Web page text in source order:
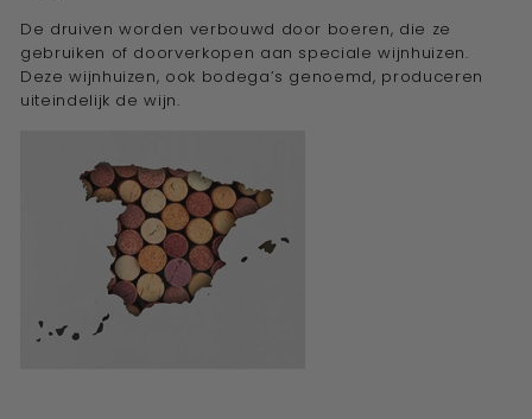
De druiven worden verbouwd door boeren, die ze
gebruiken of doorverkopen aan speciale wijnhuizen.
Deze wijnhuizen, ook bodega’s genoemd, produceren
uiteindelijk de wijn.